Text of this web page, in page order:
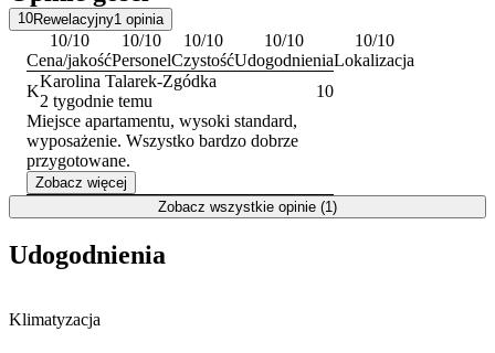
Parku Nadmorskiego im. Ronalda Reagana oraz popularnych
kąpielisk, takich jak Plaża Jelitkowo.
10Rewelacyjny1 opinia
10/10
Cena/jakość
10/10
Personel
10/10
Czystość
10/10
Udogodnienia
10/10
Lokalizacja
K
Karolina Talarek-Zgódka
2 tygodnie temu
10
Miejsce apartamentu, wysoki standard,
wyposażenie. Wszystko bardzo dobrze
przygotowane.
Zobacz więcej
Zobacz wszystkie opinie (1)
Udogodnienia
Klimatyzacja